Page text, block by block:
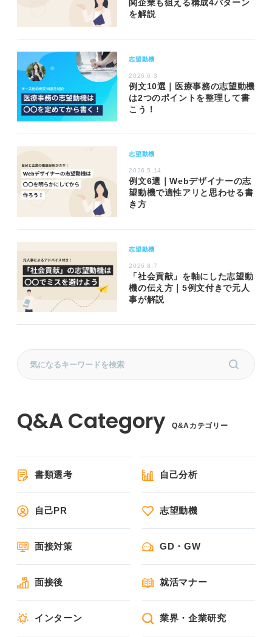
関企業も狙える構成4パターン
を解説
志望動機
2026.6.3
例文10選｜医療事務の志望動機
は2つのポイントを整理して書
こう！
志望動機
2026.5.14
例文6選｜Webデザイナーの志
望動機で適性アリと思わせる書
き方
志望動機
2026.8.7
「社会貢献」を軸にした志望動
機の伝え方｜5例文付きで元人
事が解説
Q&Aカテゴリー
書類選考 自己分析
自己PR 志望動機
面接対策 GD・GW
面接後 就活マナー
インターン 業界・企業研究